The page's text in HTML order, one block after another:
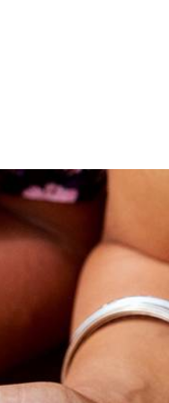
met een garde bij en
toe aan het beslag. Meng
en laat op een warme